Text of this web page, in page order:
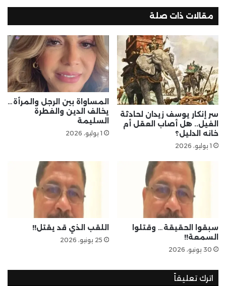
مقالات ذات صلة
سر إنكار يوسف زيدان لحادثة
الفيل.. هل أصاب العقل أم
خانه الدليل؟
1 يوليو، 2026
المساواة بين الرجل والمرأة…
يخالف الدين والفطرة
السليمة
1 يوليو، 2026
سبقوا الحقيقة… وقتلوا
السمعة!!
30 يونيو، 2026
اللقب الذي قد يقتل!!
25 يونيو، 2026
اترك تعليقاً